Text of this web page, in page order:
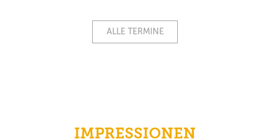
ALLE TERMINE
IMPRESSIONEN